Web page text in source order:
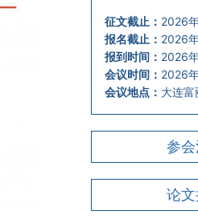
征文截止： 2026
报名截止： 2026
报到时间： 2026
会议时间： 2026
会议地点： 大连
参
论